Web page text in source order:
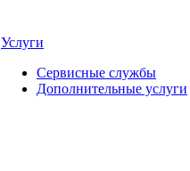
Услуги
Сервисные службы
Дополнительные услуги